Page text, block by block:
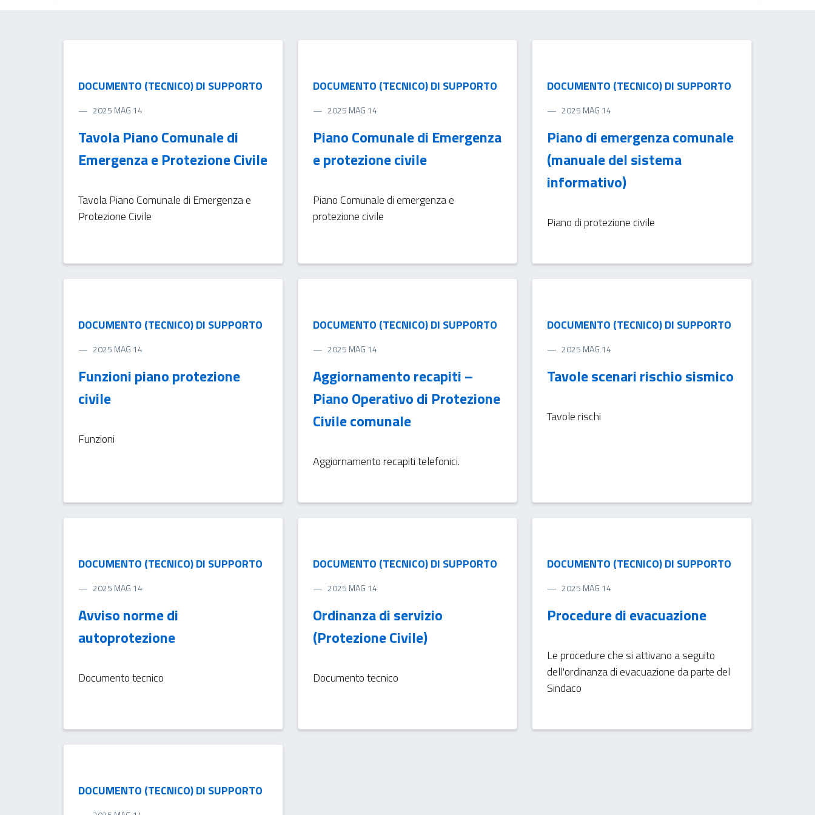
DOCUMENTO (TECNICO) DI SUPPORTO
2025 MAG 14
Tavola Piano Comunale di
Emergenza e Protezione Civile
Tavola Piano Comunale di Emergenza e
Protezione Civile
DOCUMENTO (TECNICO) DI SUPPORTO
2025 MAG 14
Piano Comunale di Emergenza
e protezione civile
Piano Comunale di emergenza e
protezione civile
DOCUMENTO (TECNICO) DI SUPPORTO
2025 MAG 14
Piano di emergenza comunale
(manuale del sistema
informativo)
Piano di protezione civile
DOCUMENTO (TECNICO) DI SUPPORTO
2025 MAG 14
Funzioni piano protezione
civile
Funzioni
DOCUMENTO (TECNICO) DI SUPPORTO
2025 MAG 14
Aggiornamento recapiti –
Piano Operativo di Protezione
Civile comunale
Aggiornamento recapiti telefonici.
DOCUMENTO (TECNICO) DI SUPPORTO
2025 MAG 14
Tavole scenari rischio sismico
Tavole rischi
DOCUMENTO (TECNICO) DI SUPPORTO
2025 MAG 14
Avviso norme di
autoprotezione
Documento tecnico
DOCUMENTO (TECNICO) DI SUPPORTO
2025 MAG 14
Ordinanza di servizio
(Protezione Civile)
Documento tecnico
DOCUMENTO (TECNICO) DI SUPPORTO
2025 MAG 14
Procedure di evacuazione
Le procedure che si attivano a seguito
dell'ordinanza di evacuazione da parte del
Sindaco
DOCUMENTO (TECNICO) DI SUPPORTO